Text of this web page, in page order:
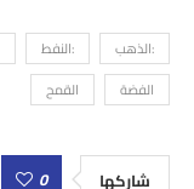
:الذهب :النفط
الفضة
القمح
شاركها 0